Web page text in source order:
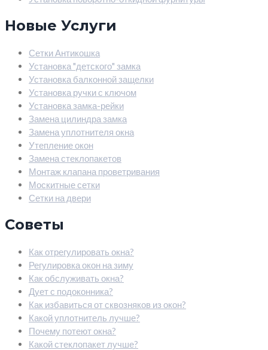
Новые Услуги
Сетки Антикошка
Установка "детского" замка
Установка балконной защелки
Установка ручки с ключом
Установка замка-рейки
Замена цилиндра замка
Замена уплотнителя окна
Утепление окон
Замена стеклопакетов
Монтаж клапана проветривания
Москитные сетки
Сетки на двери
Советы
Как отрегулировать окна?
Регулировка окон на зиму
Как обслуживать окна?
Дует с подоконника?
Как избавиться от сквозняков из окон?
Какой уплотнитель лучше?
Почему потеют окна?
Какой стеклопакет лучше?